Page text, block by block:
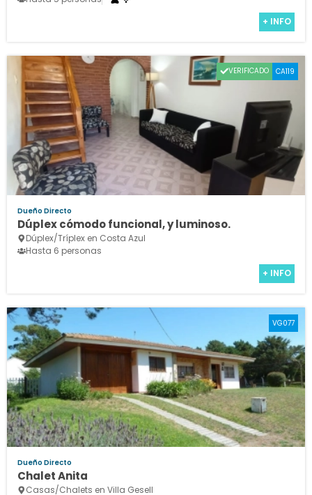
+ INFO
VERIFICADO CA119
Dueño Directo
Dúplex cómodo funcional, y luminoso.
Dúplex/Tríplex en Costa Azul
Hasta 6 personas
+ INFO
VG077
Dueño Directo
Chalet Anita
Casas/Chalets en Villa Gesell